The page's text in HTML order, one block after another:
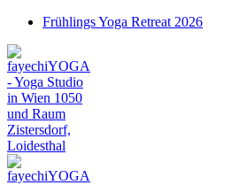
Frühlings Yoga Retreat 2026